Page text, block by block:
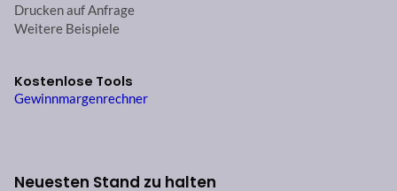
Drucken auf Anfrage
Weitere Beispiele
Kostenlose Tools
Gewinnmargenrechner
Neuesten Stand zu halten